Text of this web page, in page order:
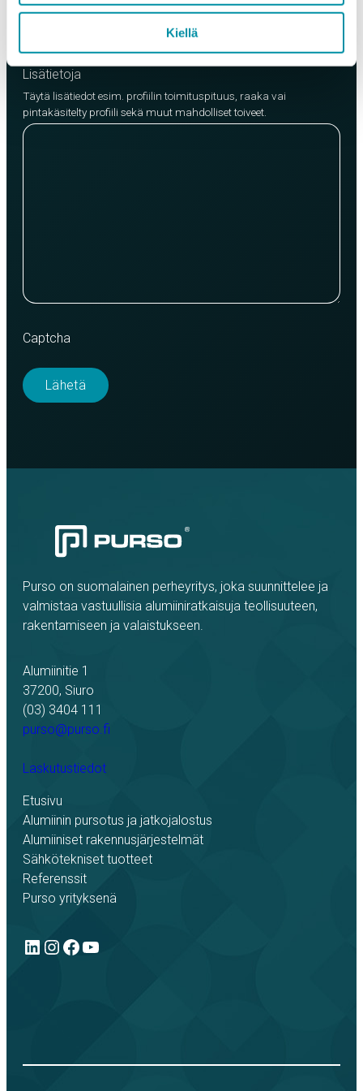
Kiellä
Lisää tuote
Lisätietoja
Täytä lisätiedot esim. profiilin toimituspituus, raaka vai
pintakäsitelty profiili sekä muut mahdolliset toiveet.
Captcha
Purso on suomalainen perheyritys, joka suunnittelee ja
valmistaa vastuullisia alumiiniratkaisuja teollisuuteen,
rakentamiseen ja valaistukseen.
Alumiinitie 1
37200, Siuro
(03) 3404 111
purso@purso.fi
Laskutustiedot
Etusivu
Alumiinin pursotus ja jatkojalostus
Alumiiniset rakennusjärjestelmät
Sähkötekniset tuotteet
Referenssit
Purso yrityksenä
LinkedIn
Instagram
Facebook
YouTube